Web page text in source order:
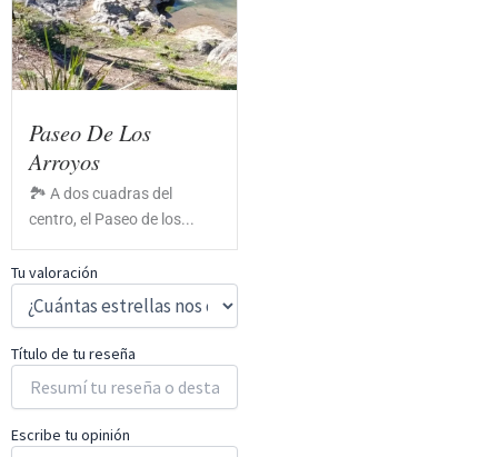
Paseo De Los
Arroyos
🏞️ A dos cuadras del
centro, el Paseo de los...
Tu valoración
Título de tu reseña
Escribe tu opinión